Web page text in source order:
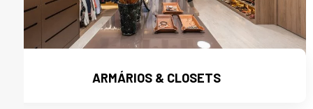
ARMÁRIOS & CLOSETS